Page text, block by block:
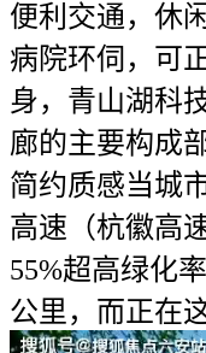
便利交通，休
病院环伺，可
身，青山湖科
廊的主要构成
简约质感当城
高速（杭徽高
55%超高绿化
公里，而正在